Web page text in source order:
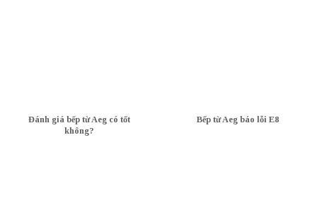
Đánh giá bếp từ Aeg có tốt
không?
Bếp từ Aeg báo lỗi E8